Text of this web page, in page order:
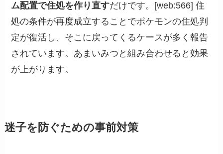
ム配置で住処を作り直すだけです。[web:566] 住
処の条件が再度成立することでポケモンの住処判
定が復活し、そこに戻ってくるケースが多く報告
されています。あまいみつと組み合わせると効果
が上がります。
迷子を防ぐための事前対策